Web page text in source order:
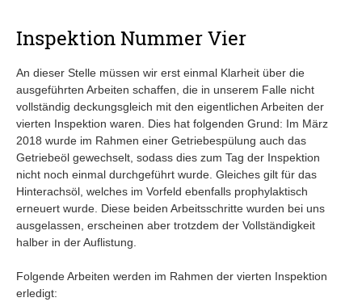
Inspektion Nummer Vier
An dieser Stelle müssen wir erst einmal Klarheit über die
ausgeführten Arbeiten schaffen, die in unserem Falle nicht
vollständig deckungsgleich mit den eigentlichen Arbeiten der
vierten Inspektion waren. Dies hat folgenden Grund: Im März
2018 wurde im Rahmen einer Getriebespülung auch das
Getriebeöl gewechselt, sodass dies zum Tag der Inspektion
nicht noch einmal durchgeführt wurde. Gleiches gilt für das
Hinterachsöl, welches im Vorfeld ebenfalls prophylaktisch
erneuert wurde. Diese beiden Arbeitsschritte wurden bei uns
ausgelassen, erscheinen aber trotzdem der Vollständigkeit
halber in der Auflistung.
Folgende Arbeiten werden im Rahmen der vierten Inspektion
erledigt: